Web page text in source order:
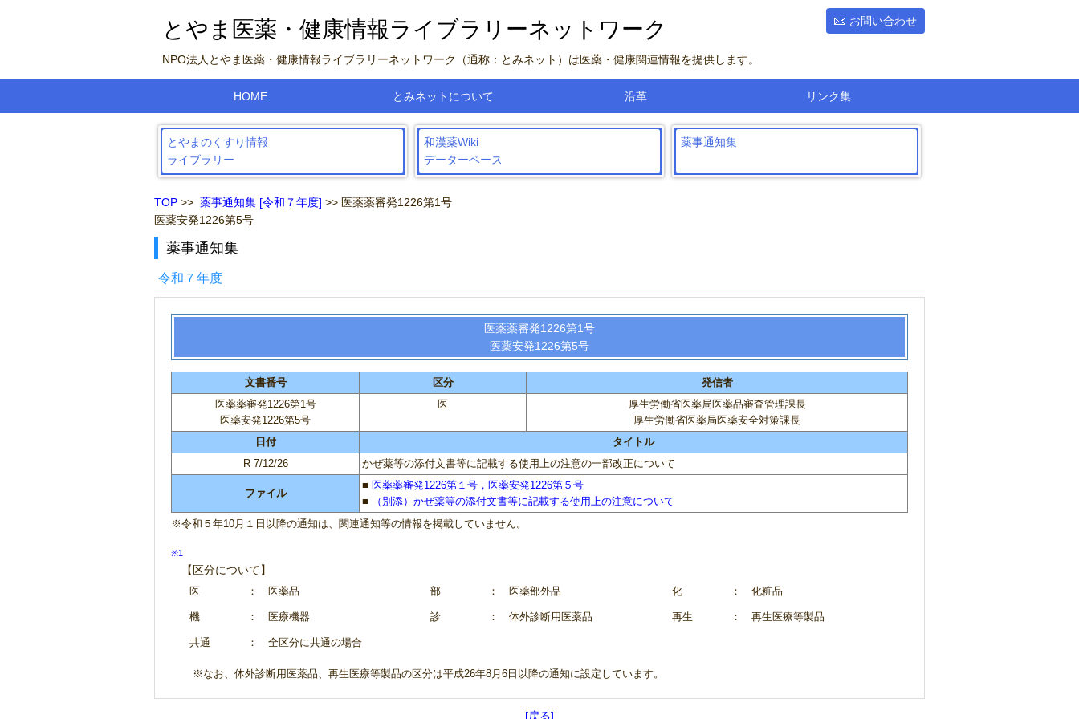
とやま医薬・健康情報ライブラリーネットワーク お問い合わせ
NPO法人とやま医薬・健康情報ライブラリーネットワーク（通称：とみネット）は医薬・健康関連情報を提供します。
HOME とみネットについて 沿革 リンク集
とやまのくすり情報
ライブラリー
和漢薬Wiki
データーベース
薬事通知集
TOP >> 薬事通知集 [令和７年度] >> 医薬薬審発1226第1号
医薬安発1226第5号
薬事通知集
令和７年度
医薬薬審発1226第1号
医薬安発1226第5号
文書番号 区分
発信者
医薬薬審発1226第1号
医薬安発1226第5号
医
厚生労働省医薬局医薬品審査管理課長
厚生労働省医薬局医薬安全対策課長
日付
タイトル
R 7/12/26
かぜ薬等の添付文書等に記載する使用上の注意の一部改正について
ファイル
■ 医薬薬審発1226第１号，医薬安発1226第５号
■
（別添）かぜ薬等の添付文書等に記載する使用上の注意について
※令和５年10月１日以降の通知は、関連通知等の情報を掲載していません。
※1
【区分について】
医 ： 医薬品 部 ： 医薬部外品 化 ： 化粧品
機 ： 医療機器 診 ： 体外診断用医薬品 再生 ： 再生医療等製品
共通 ： 全区分に共通の場合
※なお、体外診断用医薬品、再生医療等製品の区分は平成26年8月6日以降の通知に設定しています。
[戻る]